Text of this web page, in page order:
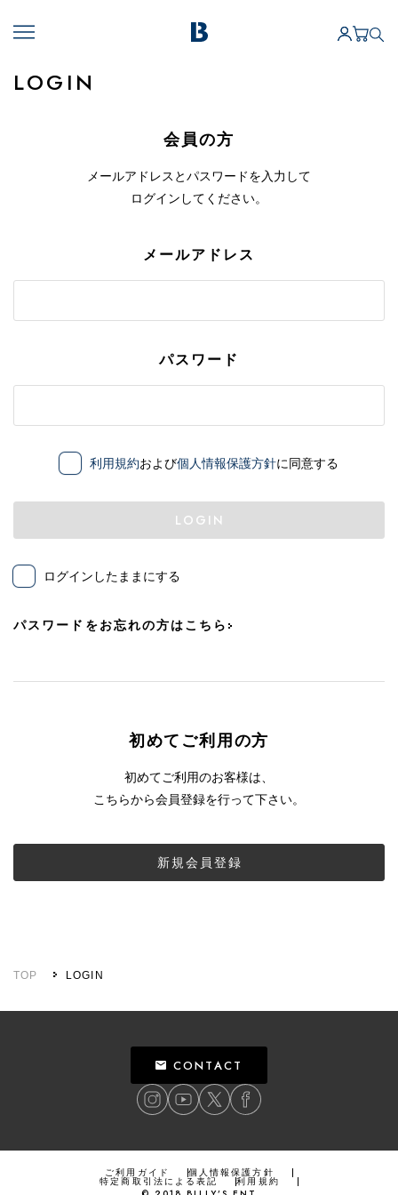
LOGIN
会員の方
メールアドレスとパスワードを入力して
ログインしてください。
メールアドレス
パスワード
利用規約および個人情報保護方針に同意する
LOGIN
ログインしたままにする
パスワードをお忘れの方はこちら
初めてご利用の方
初めてご利用のお客様は、
こちらから会員登録を行って下さい。
新規会員登録
TOP LOGIN
CONTACT
ご利用ガイド 個人情報保護方針
特定商取引法による表記
利用規約